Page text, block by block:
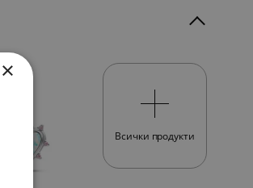
Всички продукти
×